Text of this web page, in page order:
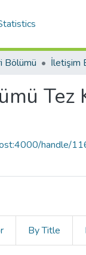
Bölümü
Tez
handle/
By Title